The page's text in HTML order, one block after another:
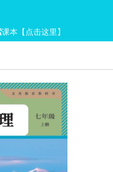
课本【点击这里】